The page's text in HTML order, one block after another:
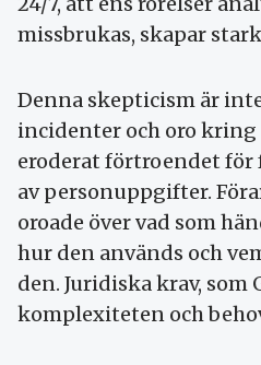
missbrukas, skapar
Denna skepticism är
incidenter och oro kring
eroderat förtroendet
av personuppgifter.
oroade över vad som
hur den används och
den. Juridiska krav, som
komplexiteten och